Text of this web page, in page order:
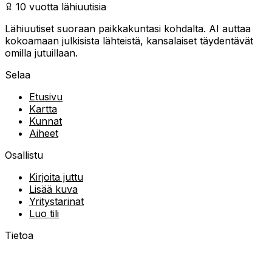
10 vuotta lähiuutisia
Lähiuutiset suoraan paikkakuntasi kohdalta. AI auttaa
kokoamaan julkisista lähteistä, kansalaiset täydentävät
omilla jutuillaan.
Selaa
Etusivu
Kartta
Kunnat
Aiheet
Osallistu
Kirjoita juttu
Lisää kuva
Yritystarinat
Luo tili
Tietoa